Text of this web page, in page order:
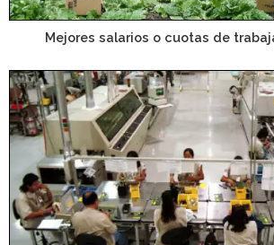
Mejores salarios o cuotas de